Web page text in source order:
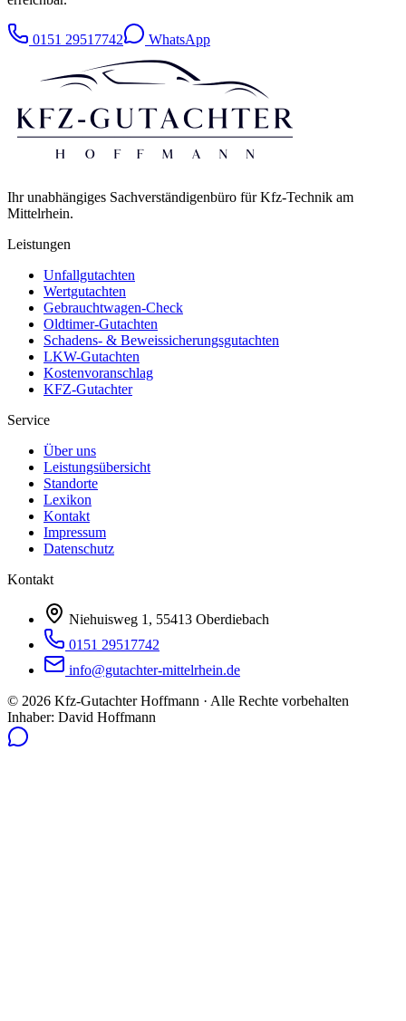
0151 29517742 WhatsApp
Ihr unabhängiges Sachverständigenbüro für Kfz-Technik am
Mittelrhein.
Leistungen
Unfallgutachten
Wertgutachten
Gebrauchtwagen-Check
Oldtimer-Gutachten
Schadens- & Beweissicherungsgutachten
LKW-Gutachten
Kostenvoranschlag
KFZ-Gutachter
Service
Über uns
Leistungsübersicht
Standorte
Lexikon
Kontakt
Impressum
Datenschutz
Kontakt
Niehuisweg 1, 55413 Oberdiebach
0151 29517742
info@gutachter-mittelrhein.de
© 2026 Kfz-Gutachter Hoffmann · Alle Rechte vorbehalten
Inhaber: David Hoffmann